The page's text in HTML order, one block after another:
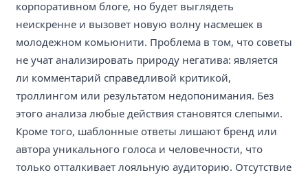
корпоративном блоге, но будет выглядеть
неискренне и вызовет новую волну насмешек в
молодежном комьюнити. Проблема в том, что советы
не учат анализировать природу негатива: является
ли комментарий справедливой критикой,
троллингом или результатом недопонимания. Без
этого анализа любые действия становятся слепыми.
Кроме того, шаблонные ответы лишают бренд или
автора уникального голоса и человечности, что
только отталкивает лояльную аудиторию. Отсутствие